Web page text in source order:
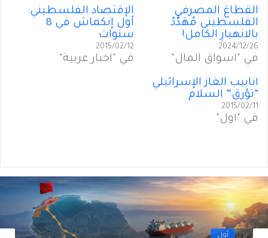
القطاعُ المصرفي
الفلسطيني مُهَدَّدٌ
بالانهيارِ الكامل!
2024/12/26
في "أسواق المال"
الإقتصاد الفلسطيني:
أول إنكماش في 8
سنوات
2015/02/12
في "أخبار عربية"
أنابيب الغاز الإسرائيلي
“تؤرق” السلام
2015/02/11
في "أول"
أول